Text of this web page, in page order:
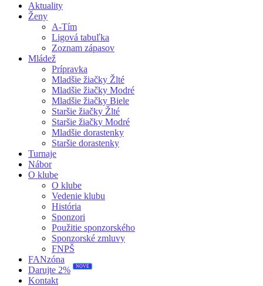
Aktuality
Ženy
A-Tím
Ligová tabuľka
Zoznam zápasov
Mládež
Prípravka
Mladšie žiačky Žlté
Mladšie žiačky Modré
Mladšie žiačky Biele
Staršie žiačky Žlté
Staršie žiačky Modré
Mladšie dorastenky
Staršie dorastenky
Turnaje
Nábor
O klube
O klube
Vedenie klubu
História
Sponzori
Použitie sponzorského
Sponzorské zmluvy
FNPŠ
FANzóna
Darujte 2%
NOVÉ
Kontakt